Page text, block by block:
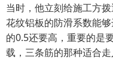
当时，他立刻给施工方
花纹铝板的防滑系数能
的0.5还要高，重要的是
载，三条筋的那种适合走